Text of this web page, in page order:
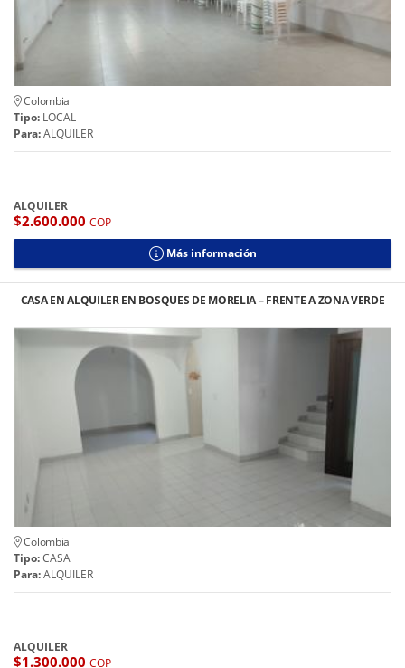
Colombia
Tipo: LOCAL
Para:ALQUILER
ALQUILER
$2.600.000 COP
Más información
CASA EN ALQUILER EN BOSQUES DE MORELIA – FRENTE A ZONA VERDE
Colombia
Tipo:CASA
Para:ALQUILER
ALQUILER
$1.300.000 COP